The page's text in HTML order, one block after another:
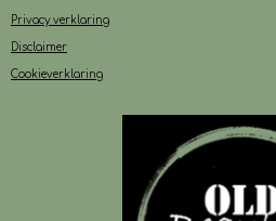
Privacy verklaring
Disclaimer
Cookieverklaring